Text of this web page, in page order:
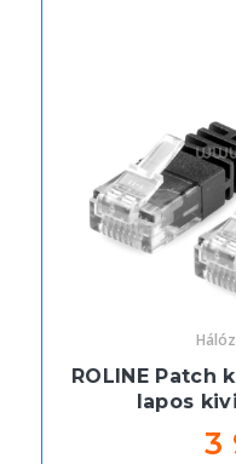
ROLINE Patch
lapos
3